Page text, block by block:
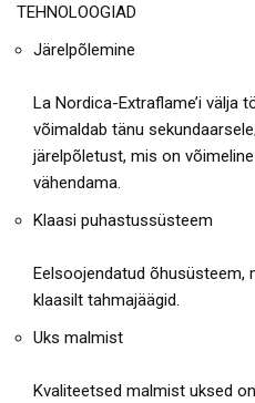
TEHNOLOOGIAD
Järelpõlemine
La Nordica-Extraflame’i välja
võimaldab tänu
järelpõletust, mis on
vähendama.
Klaasi puhastussüsteem
Eelsoojendatud õhusüsteem,
klaasilt tahmajäägid.
Uks malmist
Kvaliteetsed malmist uksed